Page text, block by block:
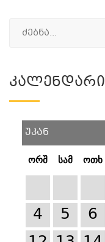
Კალენდარი
უკან
ორშ სამ ოთხ
4
5 6